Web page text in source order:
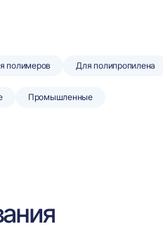
полимеров Для полипропилена
Промышленные